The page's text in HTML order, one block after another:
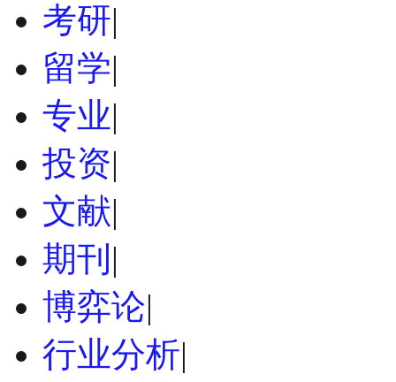
考研|
留学|
专业|
投资|
文献|
期刊 |
博弈论|
行业分析|